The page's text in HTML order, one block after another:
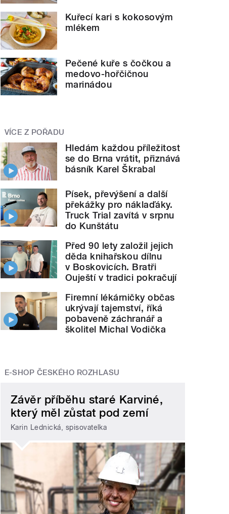
Kuřecí kari s kokosovým
mlékem
Pečené kuře s čočkou a
medovo-hořčičnou
marinádou
VÍCE Z POŘADU
Hledám každou příležitost
se do Brna vrátit, přiznává
básník Karel Škrabal
Písek, převýšení a další
překážky pro náklaďáky.
Truck Trial zavítá v srpnu
do Kunštátu
Před 90 lety založil jejich
děda knihařskou dílnu
v Boskovicích. Bratři
Ouještí v tradici pokračují
Firemní lékárničky občas
ukrývají tajemství, říká
pobaveně záchranář a
školitel Michal Vodička
E-SHOP ČESKÉHO ROZHLASU
Závěr příběhu staré Karviné,
který měl zůstat pod zemí
Karin Lednická, spisovatelka